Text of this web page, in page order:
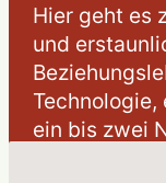
Hier geht es
und
ein bis zwei